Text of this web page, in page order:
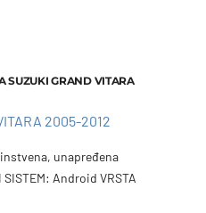
Details
SUZUKI GRAND VITARA
2005-2012
unapređena
Android VRSTA